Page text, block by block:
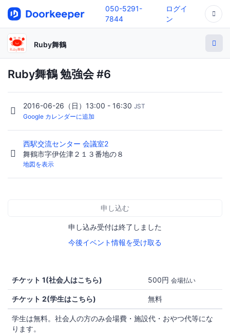
050-5291-
7844
ログイ
ン
Ruby舞鶴
Ruby舞鶴 勉強会 #6
2016-06-26（日）13:00 - 16:30 JST
Google カレンダーに追加
西駅交流センター 会議室2
舞鶴市字伊佐津２１３番地の８
地図を表示
申し込む
申し込み受付は終了しました
今後イベント情報を受け取る
チケット 1(社会人はこちら) 500円 会場払い
チケット 2(学生はこちら) 無料
学生は無料。社会人の方のみ会場費・施設代・おやつ代等にな
ります。